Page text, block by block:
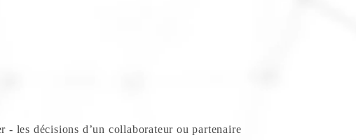
- les décisions d’un collaborateur ou partenaire